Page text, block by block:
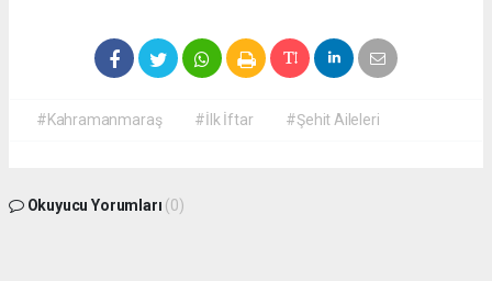
#Kahramanmaraş #İlk İftar #Şehit Aileleri
Okuyucu Yorumları (0)